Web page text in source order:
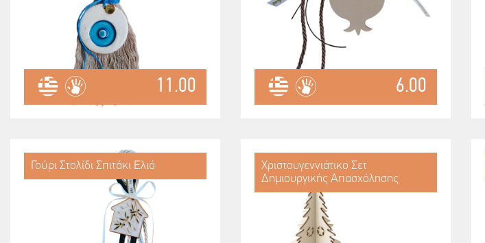
11.00 6.00
Γούρι Στολίδι Σπιτάκι Ελιά
Χριστουγεννιάτικο Σετ
Δημιουργικής Απασχόλησης